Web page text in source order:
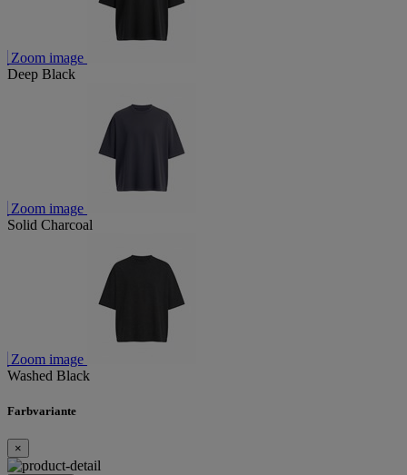
Zoom image
Deep Black
Zoom image
Solid Charcoal
Zoom image
Washed Black
Farbvariante
×